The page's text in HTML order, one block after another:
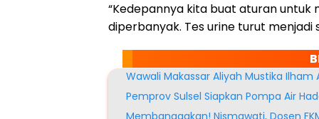
“Kedepannya kita buat aturan
diperbanyak. Tes urine turut menjadi
Wawali Makassar Aliyah Mustika
Pemprov Sulsel Siapkan Pompa Air